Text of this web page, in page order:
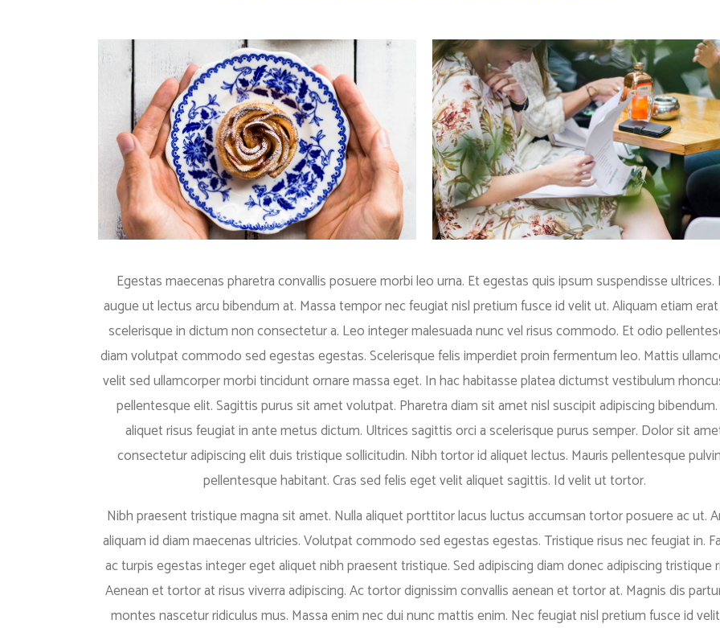
Egestas maecenas pharetra convallis posuere morbi leo urna. Et egestas quis ipsum suspendisse ultrices.
augue ut lectus arcu bibendum at. Massa tempor nec feugiat nisl pretium fusce id velit ut. Aliquam etiam
scelerisque in dictum non consectetur a. Leo integer malesuada nunc vel risus commodo. Et odio
diam volutpat commodo sed egestas egestas. Scelerisque felis imperdiet proin fermentum leo. Mattis
velit sed ullamcorper morbi tincidunt ornare massa eget. In hac habitasse platea dictumst vestibulum
pellentesque elit. Sagittis purus sit amet volutpat. Pharetra diam sit amet nisl suscipit adipiscing
aliquet risus feugiat in ante metus dictum. Ultrices sagittis orci a scelerisque purus semper. Dolor sit
consectetur adipiscing elit duis tristique sollicitudin. Nibh tortor id aliquet lectus. Mauris pellentesque
pellentesque habitant. Cras sed felis eget velit aliquet sagittis. Id velit ut tortor.
Nibh praesent tristique magna sit amet. Nulla aliquet porttitor lacus luctus accumsan tortor posuere ac ut.
aliquam id diam maecenas ultricies. Volutpat commodo sed egestas egestas. Tristique risus nec feugiat in.
ac turpis egestas integer eget aliquet nibh praesent tristique. Sed adipiscing diam donec adipiscing tristique
Aenean et tortor at risus viverra adipiscing. Ac tortor dignissim convallis aenean et tortor at. Magnis dis
montes nascetur ridiculus mus. Massa enim nec dui nunc mattis enim. Nec feugiat nisl pretium fusce id